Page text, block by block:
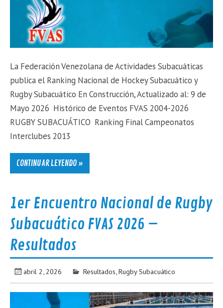
La Federación Venezolana de Actividades Subacuáticas
publica el Ranking Nacional de Hockey Subacuático y
Rugby Subacuático En Construcción, Actualizado al: 9 de
Mayo 2026 Histórico de Eventos FVAS 2004-2026
RUGBY SUBACUÁTICO Ranking Final Campeonatos
Interclubes 2013
CONTINUAR LEYENDO »
1er Encuentro Nacional de Rugby
Subacuático FVAS 2026 –
Resultados
abril 2, 2026 Resultados Rugby Subacuático